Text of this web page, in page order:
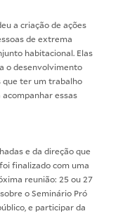
a criação de ações
de extrema
habitacional. Elas
o desenvolvimento
que ter um trabalho
essas
e da direção que
finalizado com uma
reunião: 25 ou 27
o Seminário Pró
e participar da